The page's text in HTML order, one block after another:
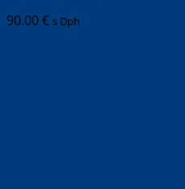
90.00€ s Dph